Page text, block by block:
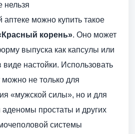
нельзя
можно купить такое
корень». Оно может
выпуска как капсулы или
виде настойки. Использовать
можно не только для
«мужской силы», но и для
аденомы простаты и других
системы